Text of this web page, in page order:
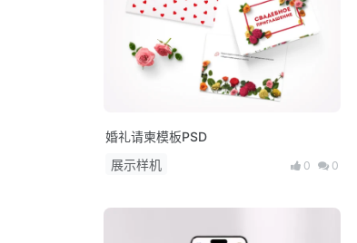
婚礼请柬模板PSD
展示样机
0 0